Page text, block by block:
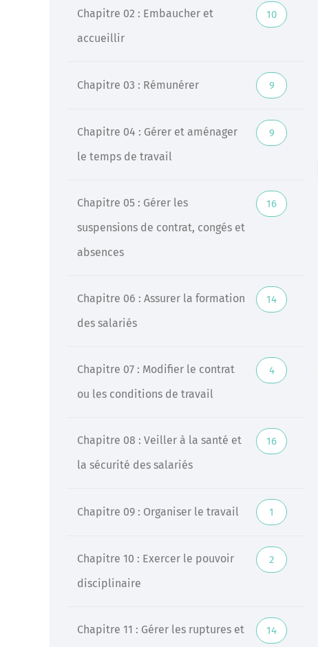
d’experts
Chapitre 02 : Embaucher et
accueillir
10
Chapitre 03 : Rémunérer 9
Chapitre 04 : Gérer et aménager
le temps de travail
9
Chapitre 05 : Gérer les
suspensions de contrat, congés et
absences
16
Chapitre 06 : Assurer la formation
des salariés
14
Chapitre 07 : Modifier le contrat
ou les conditions de travail
4
Chapitre 08 : Veiller à la santé et
la sécurité des salariés
16
Chapitre 09 : Organiser le travail 1
Chapitre 10 : Exercer le pouvoir
disciplinaire
2
Chapitre 11 : Gérer les ruptures et
14